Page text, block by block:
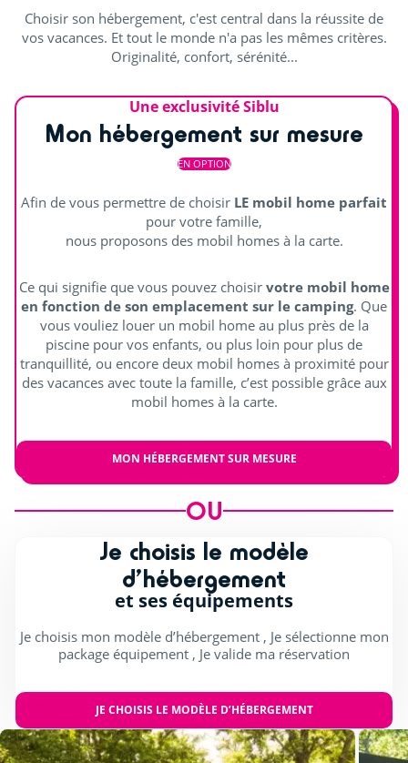
Défis ludiques
Choisir son hébergement, c'est central dans la réussite de
vos vacances. Et tout le monde n'a pas les mêmes critères.
Originalité, confort, sérénité...
Une exclusivité Siblu
Mon hébergement sur mesure
EN OPTION
Afin de vous permettre de choisir LE mobil home parfait
pour votre famille,
nous proposons des mobil homes à la carte.
Ce qui signifie que vous pouvez choisir votre mobil home
en fonction de son emplacement sur le camping. Que
vous vouliez louer un mobil home au plus près de la
piscine pour vos enfants, ou plus loin pour plus de
tranquillité, ou encore deux mobil homes à proximité pour
des vacances avec toute la famille, c’est possible grâce aux
mobil homes à la carte.
MON HÉBERGEMENT SUR MESURE
OU
Je choisis le modèle
d’hébergement
et ses équipements
Je choisis mon modèle d’hébergement , Je sélectionne mon
package équipement , Je valide ma réservation
JE CHOISIS LE MODÈLE D’HÉBERGEMENT